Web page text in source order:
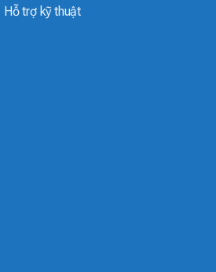
Hỗ trợ kỹ thuật